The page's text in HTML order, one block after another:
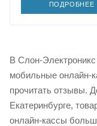
ПОДРОБНЕЕ
В Слон-
мобильные онлайн-
прочитать отзывы.
Екатеринбурге,
онлайн-кассы